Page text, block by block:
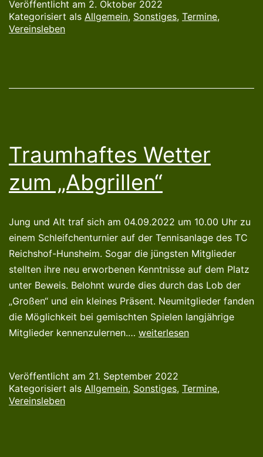
am
26.11.22
Veröffentlicht am 2. Oktober 2022
Kategorisiert als Allgemein, Sonstiges, Termine,
Vereinsleben
Traumhaftes Wetter
zum „Abgrillen“
Jung und Alt traf sich am 04.09.2022 um 10.00 Uhr zu
einem Schleifchenturnier auf der Tennisanlage des TC
Reichshof-Hunsheim. Sogar die jüngsten Mitglieder
stellten ihre neu erworbenen Kenntnisse auf dem Platz
unter Beweis. Belohnt wurde dies durch das Lob der
„Großen“ und ein kleines Präsent. Neumitglieder fanden
die Möglichkeit bei gemischten Spielen langjährige
Mitglieder kennenzulernen.… Traumhaftes
„Abgrillen“
weiterlesen
Veröffentlicht am 21. September 2022
Kategorisiert als Allgemein, Sonstiges, Termine,
Vereinsleben